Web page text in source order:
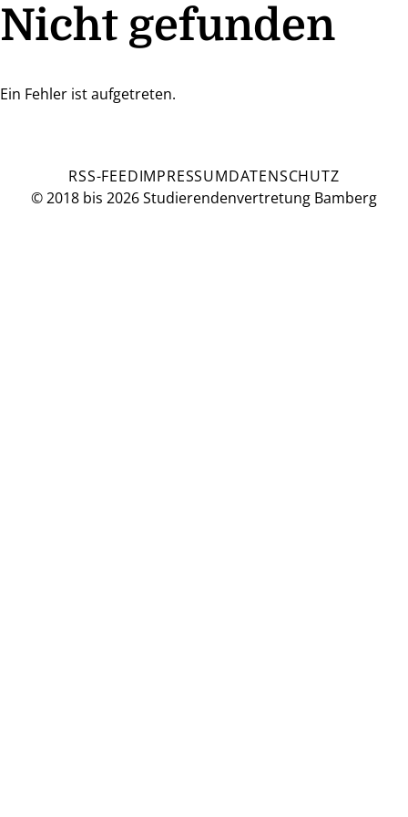
Nicht gefunden
Ein Fehler ist aufgetreten.
© 2018 bis 2026 Studierendenvertretung Bamberg
RSS-FEEDIMPRESSUMDATENSCHUTZ